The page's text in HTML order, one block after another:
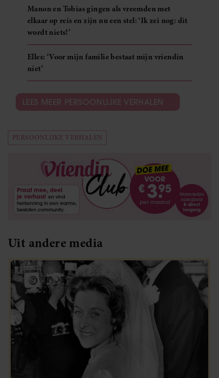
Manon en Tobias gingen als vreemden met
elkaar op reis en zijn nu een stel: ‘Ik zei nog: dit
wordt niets!’
Elles: ‘Voor mijn familie bestaat mijn vriendin
niet’
LEES MEER PERSOONLIJKE VERHALEN
PERSOONLIJKE VERHALEN
Uit andere media